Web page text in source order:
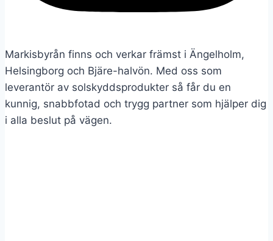
Markisbyrån finns och verkar främst i Ängelholm,
Helsingborg och Bjäre-halvön. Med oss som
leverantör av solskyddsprodukter så får du en
kunnig, snabbfotad och trygg partner som hjälper dig
i alla beslut på vägen.